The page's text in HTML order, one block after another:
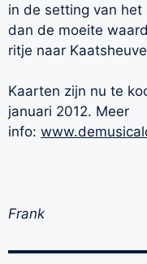
in de setting van het
dan de moeite
ritje naar
Kaarten zijn nu te
januari 2012. Meer
info:
Frank